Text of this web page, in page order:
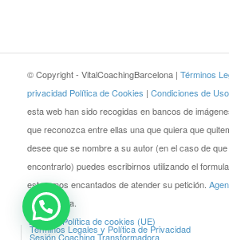
© Copyright - VitalCoachingBarcelona | Términos
privacidad Política de Cookies | Condiciones de Uso
esta web han sido recogidas en bancos de
que reconozca entre ellas una que quiera que
desee que se nombre a su autor (en el caso de
encontrarlo) puedes escribirnos utilizando el
estaremos encantados de atender su petición.
JEZZ Media.
Blog
Política de cookies (UE)
Términos Legales y Política de Privacidad
Sesión Coaching Transformadora